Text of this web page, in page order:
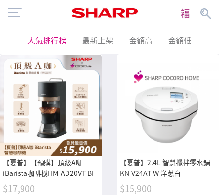
人氣排行榜 最新上架 金額高 金額低
【夏普】【預購】頂級A咖
iBarista咖啡機HM-AD20VT-BI
$17,900
【夏普】2.4L 智慧攪拌零水鍋
KN-V24AT-W 洋蔥白
$15,900